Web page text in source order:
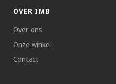
OVER IMB
Over ons
Onze winkel
Contact